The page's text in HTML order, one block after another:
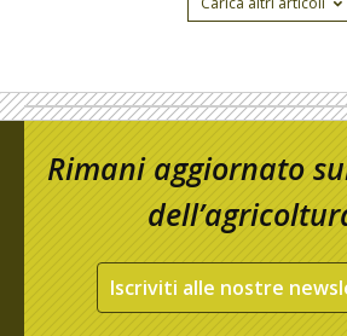
Rimani aggiornato
Iscriviti alle nostre